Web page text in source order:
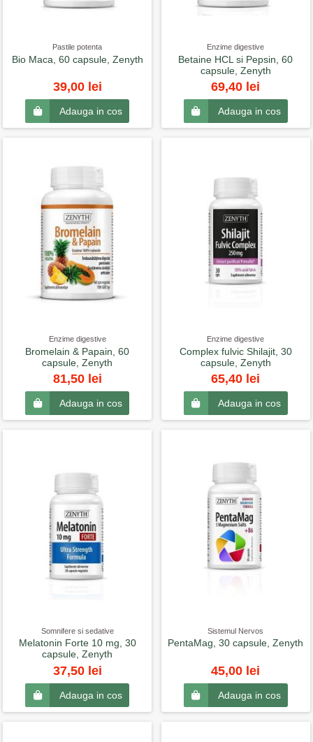
Pastile potenta
Bio Maca, 60 capsule, Zenyth
39,00 lei
Adauga in cos
Enzime digestive
Betaine HCL si Pepsin, 60
capsule, Zenyth
69,40 lei
Adauga in cos
Enzime digestive
Bromelain & Papain, 60
capsule, Zenyth
81,50 lei
Adauga in cos
Enzime digestive
Complex fulvic Shilajit, 30
capsule, Zenyth
65,40 lei
Adauga in cos
Somnifere si sedative
Melatonin Forte 10 mg, 30
capsule, Zenyth
37,50 lei
Adauga in cos
Sistemul Nervos
PentaMag, 30 capsule, Zenyth
45,00 lei
Adauga in cos